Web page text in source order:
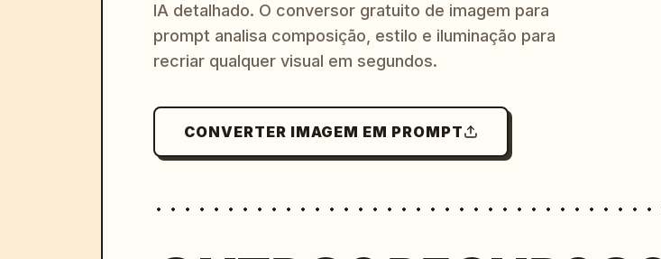
IA detalhado. O conversor gratuito de imagem para
prompt analisa composição, estilo e iluminação para
recriar qualquer visual em segundos.
CONVERTER IMAGEM EM PROMPT